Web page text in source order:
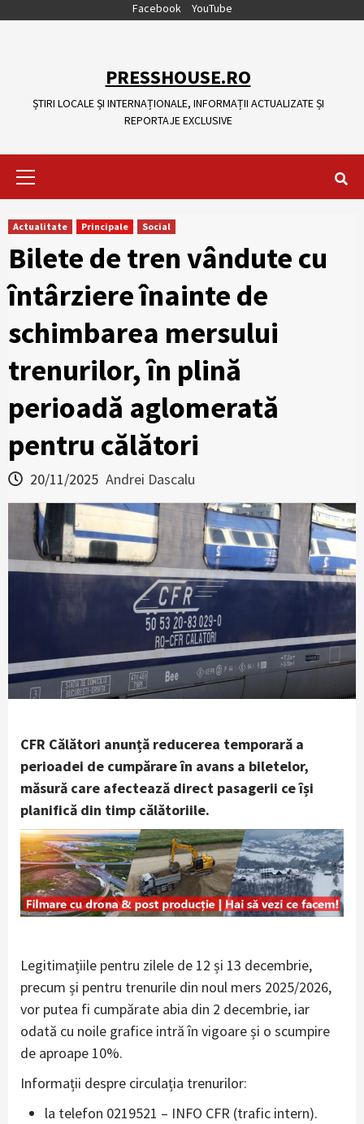
Facebook YouTube
PRESSHOUSE.RO
ȘTIRI LOCALE ȘI INTERNAȚIONALE, INFORMAȚII ACTUALIZATE ȘI
REPORTAJE EXCLUSIVE
Actualitate Principale Social
Bilete de tren vândute cu
întârziere înainte de
schimbarea mersului
trenurilor, în plină
perioadă aglomerată
pentru călători
20/11/2025 Andrei Dascalu
CFR Călători anunță reducerea temporară a
perioadei de cumpărare în avans a biletelor,
măsură care afectează direct pasagerii ce își
planifică din timp călătoriile.
Legitimațiile pentru zilele de 12 și 13 decembrie,
precum și pentru trenurile din noul mers 2025/2026,
vor putea fi cumpărate abia din 2 decembrie, iar
odată cu noile grafice intră în vigoare și o scumpire
de aproape 10%.
Informații despre circulația trenurilor:
la telefon 0219521 – INFO CFR (trafic intern).